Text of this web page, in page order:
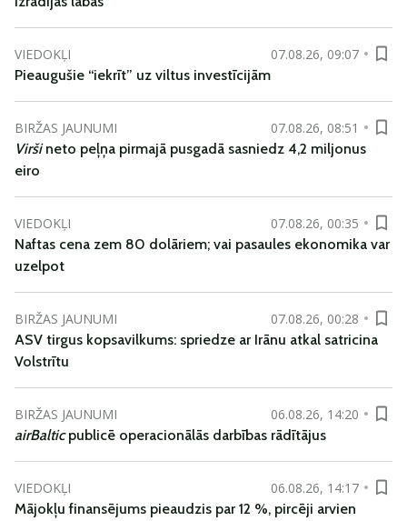
VIEDOKĻI
07.08.26, 09:07
Pieaugušie “iekrīt” uz viltus investīcijām
BIRŽAS JAUNUMI
07.08.26, 08:51
Viršineto peļņa pirmajā pusgadā sasniedz 4,2 miljonus
eiro
VIEDOKĻI
07.08.26, 00:35
Naftas cena zem 80 dolāriem; vai pasaules ekonomika var
uzelpot
BIRŽAS JAUNUMI
07.08.26, 00:28
ASV tirgus kopsavilkums: spriedze ar Irānu atkal satricina
Volstrītu
BIRŽAS JAUNUMI
06.08.26, 14:20
airBalticpublicē operacionālās darbības rādītājus
VIEDOKĻI
06.08.26, 14:17
Mājokļu finansējums pieaudzis par 12 %, pircēji arvien